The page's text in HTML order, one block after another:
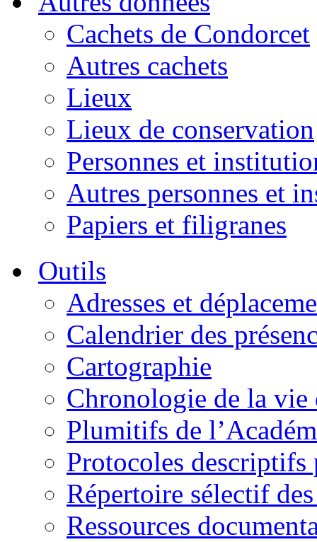
Cachets de Condorcet
Autres cachets
Lieux
Lieux de conservation
Personnes et
Autres personnes et
Papiers et filigranes
Outils
Adresses et
Calendrier des
Cartographie
Chronologie de la vie
Plumitifs de
Protocoles descriptifs
Répertoire sélectif
Ressources